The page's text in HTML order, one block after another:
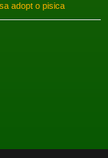
adopt o pisica